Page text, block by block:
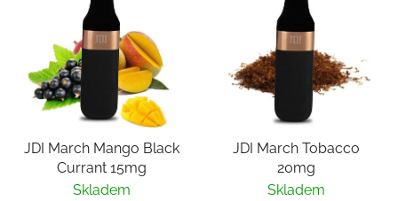
JDI March Mango Black
Currant 15mg
Skladem
JDI March Tobacco
20mg
Skladem